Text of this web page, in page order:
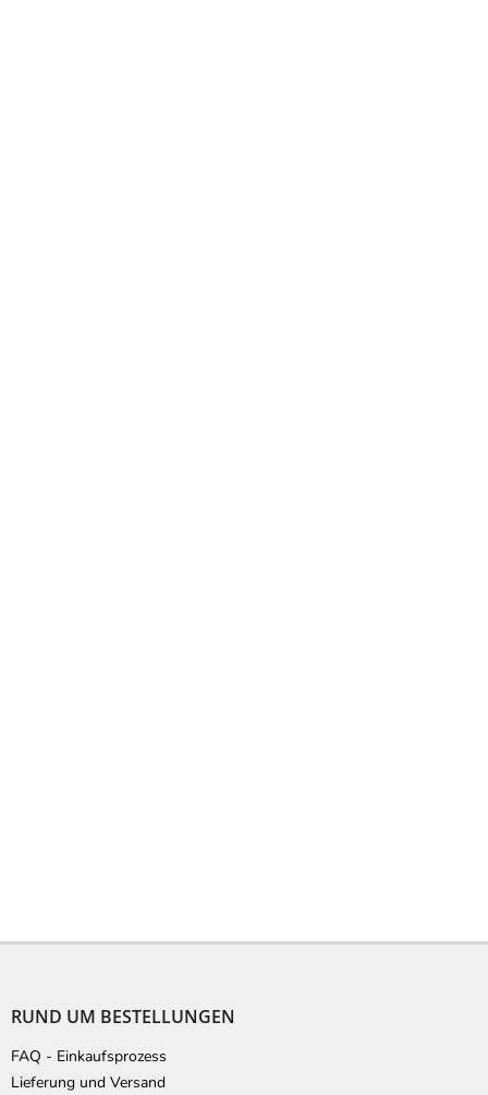
RUND UM BESTELLUNGEN
FAQ - Einkaufsprozess
Lieferung und Versand